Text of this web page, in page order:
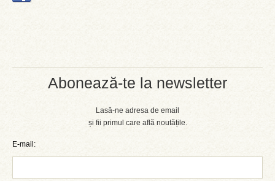
Abonează-te la newsletter
Lasă-ne adresa de email
și fii primul care află noutățile.
E-mail: